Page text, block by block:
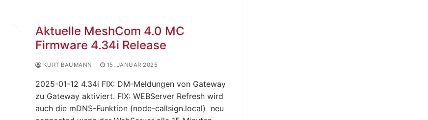
Aktuelle MeshCom 4.0 MC
Firmware 4.34i Release
KURT BAUMANN 15. JANUAR 2025
2025-01-12 4.34i FIX: DM-Meldungen von Gateway
zu Gateway aktiviert. FIX: WEBServer Refresh wird
auch die mDNS-Funktion (node-callsign.local) neu